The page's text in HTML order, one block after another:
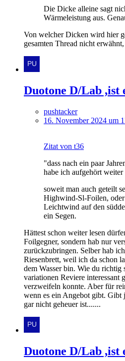
Die Dicke alleine sagt
Wärmeleistung aus.
Von welcher Dicken wird hier
gesamten Thread nicht
Duotone D/Lab ,ist
pushtacker
16. November 2024 um
Zitat von t36
"dass nach ein paar
habe ich aufgehört weiter
soweit man auch geteilt
Highwind-Sl-Foilen,
Leichtwind auf den
ein Segen.
Hättest schon weiter lesen
Foilgegner, sondern hab nur
zurückzubringen. Selber hab
Riesenbrett, weil ich da schon
dem Wasser bin. Wie du richtig
variationen Reviere interessant
verzweifeln konnte. Aber für
wenn es ein Angebot gibt. Gibt
gar nicht geheuer ist.......
Duotone D/Lab ,ist